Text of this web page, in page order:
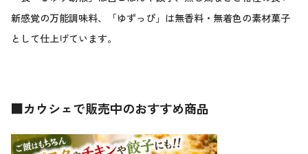
新感覚の万能調味料、「ゆずっぴ」は無香料・無着色の素材菓子
として仕上げています。
■カウシェで販売中のおすすめ商品